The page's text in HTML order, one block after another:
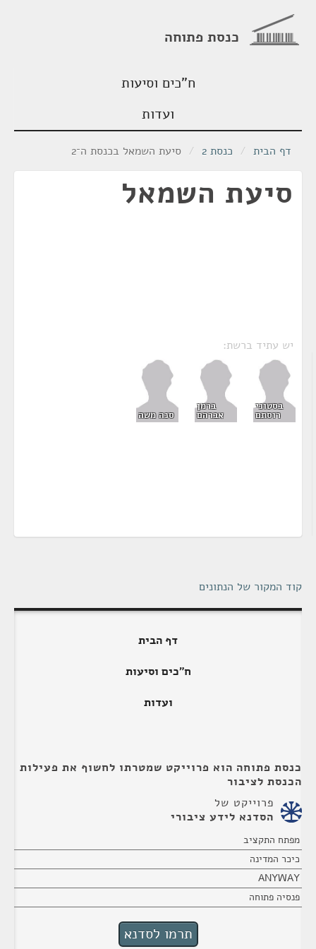
כנסת פתוחה
ח"כים וסיעות
ועדות
דף הבית / כנסת 2 / סיעת השמאל בכנסת ה־2
סיעת השמאל
יש עתיד ברשת:
בסטוני
רוסתם
ברמן
אברהם סנה משה
קוד המקור של הנתונים
דף הבית
ח"כים וסיעות
ועדות
כנסת פתוחה הוא פרוייקט שמטרתו לחשוף את פעילות
הכנסת לציבור
פרוייקט של
הסדנא לידע ציבורי
מפתח התקציב
כיכר המדינה
ANYWAY
פנסיה פתוחה